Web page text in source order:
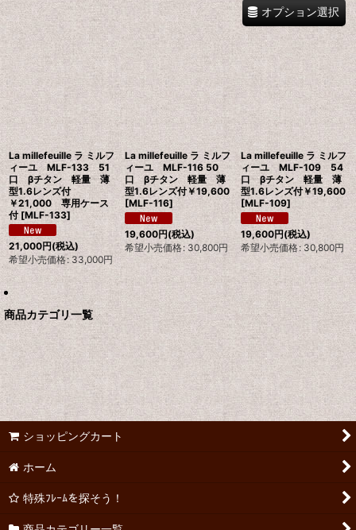
オプション選択
La millefeuille ラ ミルフ
ィーユ MLF-133 51
口 βチタン 軽量 薄
型1.6レンズ付
￥21,000 専用ケース
付 [MLF-133]
21,000円(税込)
希望小売価格: 33,000円
La millefeuille ラ ミルフ
ィーユ MLF-116 50
口 βチタン 軽量 薄
型1.6レンズ付￥19,600
[MLF-116]
19,600円(税込)
希望小売価格: 30,800円
La millefeuille ラ ミルフ
ィーユ MLF-109 54
口 βチタン 軽量 薄
型1.6レンズ付￥19,600
[MLF-109]
19,600円(税込)
希望小売価格: 30,800円
商品カテゴリ一覧
ショッピングカート
ホーム
特殊ﾌﾚｰﾑを探そう！